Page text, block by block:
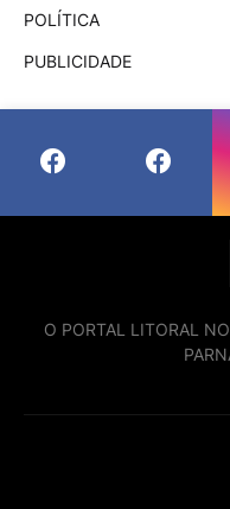
POLÍTICA
PUBLICIDADE
O PORTAL LITORAL